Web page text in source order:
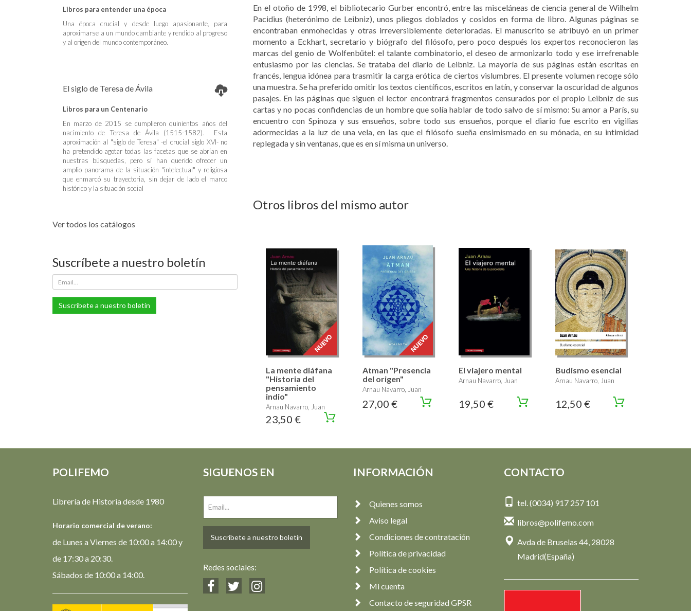
Libros para entender una época
Una época crucial y desde luego apasionante, para
aproximarse a un mundo cambiante y rendido al progreso
y al origen del mundo contemporáneo.
El siglo de Teresa de Ávila
Libros para un Centenario
En marzo de 2015 se cumplieron quinientos años del
nacimiento de Teresa de Ávila (1515-1582). Esta
aproximación al "siglo de Teresa" -el crucial siglo XVI- no
ha pretendido agotar todas las facetas que se abrían en
nuestras búsquedas, pero sí han querido ofrecer un
amplio panorama de la situación "intelectual" y religiosa
que enmarcó su trayectoria, sin dejar de lado el marco
histórico y la situación social
Ver todos los catálogos
Suscríbete a nuestro boletín
Suscríbete a nuestro boletín
En el otoño de 1998, el bibliotecario Gurber encontró, entre las misceláneas de ciencia general de Wilhelm
Pacidius (heterónimo de Leibniz), unos pliegos doblados y cosidos en forma de libro. Algunas páginas se
encontraban enmohecidas y otras irreversiblemente deterioradas. El manuscrito se atribuyó en un primer
momento a Eckhart, secretario y biógrafo del filósofo, pero poco después los expertos reconocieron las
marcas del genio de Wolfenbütel: el talante combinatorio, el deseo de armonizarlo todo y ese irrefrenable
entusiasmo por las ciencias. Se trataba del diario de Leibniz. La mayoría de sus páginas están escritas en
francés, lengua idónea para trasmitir la carga erótica de ciertos vislumbres. El presente volumen recoge sólo
una muestra. Se ha preferido omitir los textos científicos, escritos en latín, y conservar la oscuridad de algunos
pasajes. En las páginas que siguen el lector encontrará fragmentos censurados por el propio Leibniz de sus
cartas y no pocas confidencias de un hombre que solía hablar de todo salvo de sí mismo: Su amor a París, su
encuentro con Spinoza y sus ensueños, sobre todo sus ensueños, porque el diario fue escrito en vigilias
adormecidas a la luz de una vela, en las que el filósofo sueña ensimismado en su mónada, en su intimidad
replegada y sin ventanas, que es en sí misma un universo.
Otros libros del mismo autor
La mente diáfana
"Historia del
pensamiento
indio"
Arnau Navarro, Juan
23,50 €
Atman "Presencia
del origen"
Arnau Navarro, Juan
27,00 €
El viajero mental
Arnau Navarro, Juan
19,50 €
Budismo esencial
Arnau Navarro, Juan
12,50 €
POLIFEMO
Librería de Historia desde 1980
Horario comercial de verano:
de Lunes a Viernes de 10:00 a 14:00 y
de 17:30 a 20:30.
Sábados de 10:00 a 14:00.
SIGUENOS EN
Suscríbete a nuestro boletín
Redes sociales:
INFORMACIÓN
Quienes somos
Aviso legal
Condiciones de contratación
Política de privacidad
Política de cookies
Mi cuenta
Contacto de seguridad GPSR
CONTACTO
tel. (0034) 917 257 101
libros@polifemo.com
Avda de Bruselas 44, 28028
Madrid(España)